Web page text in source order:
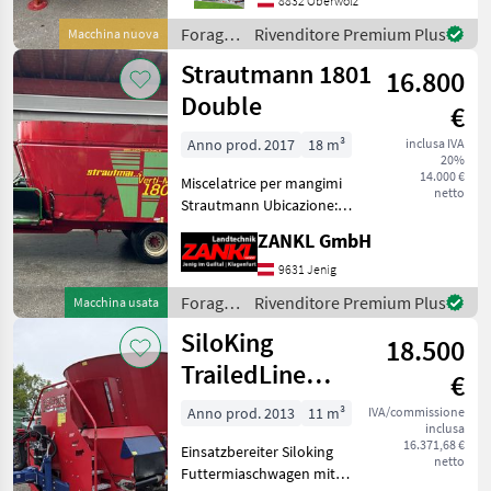
Macchina nuova
2400mm - Austragsvariante
Querförderband vorne - E
Foraggiamento
/
Strautmann
Rivenditore Premium Plus
Macchina usata
Strautmann 1801
Double
16.800
€
inclusa IVA
20%
14.000 €
netto
Anno prod. 2017
18 m³
Miscelatrice per mangimi
Strautmann Ubicazione:
costruzione 2017 - Capacità
18 m³ - STRAUTMANN Verti-
Mix 1801 Double - Nastro
trasportatore
ZANKL GmbH
9631 Jenig
Foraggiamento
/
Strautmann
Rivenditore Premium Plus
SiloKing
TrailedLine
Premium 11
18.500
€
IVA/commissione
inclusa
16.371,68 €
netto
Anno prod. 2013
11 m³
Einsatzbereiter Siloking
Futtermiaschwagen mit